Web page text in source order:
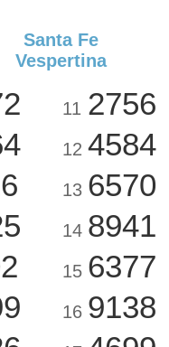
Santa Fe
Vespertina
11 2756
12 4584
13 6570
14 8941
15 6377
16 9138